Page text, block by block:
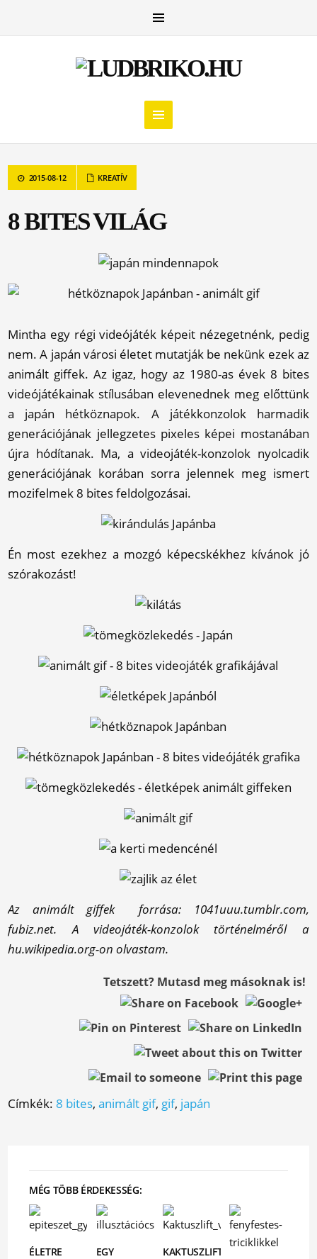
2015-08-12 KREATÍV
8 BITES VILÁG
Mintha egy régi videójáték képeit nézegetnénk, pedig
nem. A japán városi életet mutatják be nekünk ezek az
animált giffek. Az igaz, hogy az 1980-as évek 8 bites
videójátékainak stílusában elevenednek meg előttünk
a japán hétköznapok. A játékkonzolok harmadik
generációjának jellegzetes pixeles képei mostanában
újra hódítanak. Ma, a videojáték-konzolok nyolcadik
generációjának korában sorra jelennek meg ismert
mozifelmek 8 bites feldolgozásai.
Én most ezekhez a mozgó képecskékhez kívánok jó
szórakozást!
Az animált giffek forrása: 1041uuu.tumblr.com,
fubiz.net. A videojáték-konzolok történelméről a
hu.wikipedia.org-on olvastam.
Tetszett? Mutasd meg másoknak is!
Címkék: 8 bites,animált gif, gif, japán
MÉG TÖBB ÉRDEKESSÉG:
ÉLETRE
EGY
KAKTUSZLIFT,